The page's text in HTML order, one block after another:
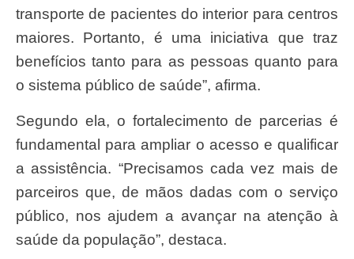
transporte de pacientes do interior para centros
maiores. Portanto, é uma iniciativa que traz
benefícios tanto para as pessoas quanto para
o sistema público de saúde”, afirma.
Segundo ela, o fortalecimento de parcerias é
fundamental para ampliar o acesso e qualificar
a assistência. “Precisamos cada vez mais de
parceiros que, de mãos dadas com o serviço
público, nos ajudem a avançar na atenção à
saúde da população”, destaca.